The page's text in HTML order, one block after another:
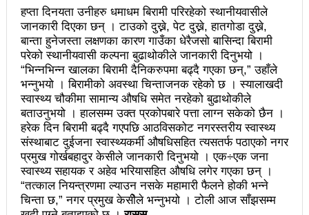
बैतडीमा जन्तिबस दुर्घटनाः १३ जनाको मृत्यु
कविता – अपजश
पुरस्कार वितरणबिनै काउन्सिलले सम्पन्न गर्‍यो वार्षिकोत्सव
हितेन्द्रदेव शाक्यलाई पद छाड्नुपर्ने नैतिक दबाबः समय बुझेर
बाटो खुलाउन मन्त्री घिसिङको म्यासेज
खतिवडाको नयाँ गीत जमाना आजकाल
सहनशीलताको ब्रेक
राममाया च्यामिनीसँग दशरथ चन्दको अनुरोध – प्रेमविनोद नन्दन
हप्ता दिनयता उनीहरु धमाधम बिरामी परिरहेको स्थानीयवासीले
जानकारी दिएका छन् । टाउको दुख्ने, पेट दुख्ने, हातगोडा दुख्ने,
बान्ता हुनेजस्ता लक्षणका कारण गाउँका धेरैजसो बासिन्दा बिरामी
परेको स्थानीयवासी कल्पना बुढाथोकीले जानकारी दिनुभयो ।
“भिन्नभिन्न खालका बिरामी दैनिकरुपमा बढ्दै गएका छन्,” उहाँले
भन्नुभयो । बिरामीको अवस्था चिन्ताजनक रहेको छ । स्यालाखदी
स्वास्थ्य चौकीमा सामान्य औषधि समेत नरहेको बुढाथोकीले
बताउनुभयो । हालसम्म उक्त प्रकोपबारे पत्ता लाग्न सकेको छैन ।
हरेक दिन बिरामी बढ्दै गएपछि आठविसकोट नगरस्तरीय स्वास्थ्य
संस्थाबाट दुईजना स्वास्थ्यकर्मी औषधिसहित त्यसतर्फ पठाएको नगर
प्रमुख गोर्खबहादुर केसीले जानकारी दिनुभयो । एक÷एक जना
स्वास्थ्य सहायक र अहेव भरियासहित औषधि लगेर गएका छन् ।
“तत्काल नियन्त्रणमा ल्याउन नसके महामारी फैलने होकी भन्ने
चिन्ता छ,” नगर प्रमुख केसीेले भन्नुभयो । टोली आज साँझसम्म